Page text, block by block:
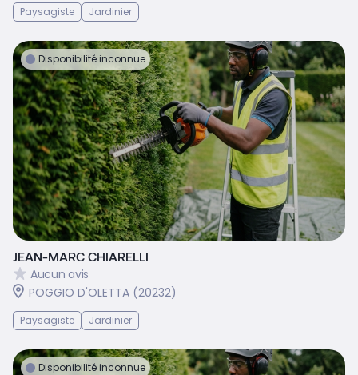
Paysagiste Jardinier
Disponibilité inconnue
JEAN-MARC CHIARELLI
Aucun avis
POGGIO D'OLETTA (20232)
Paysagiste Jardinier
Disponibilité inconnue